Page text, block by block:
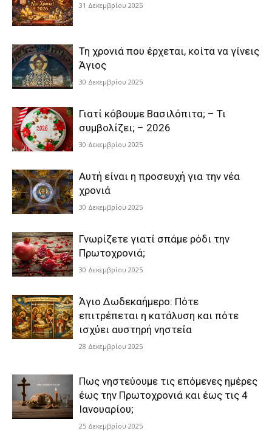
31 Δεκεμβρίου 2025
Τη χρονιά που έρχεται, κοίτα να γίνεις
Άγιος
30 Δεκεμβρίου 2025
Γιατί κόβουμε Βασιλόπιτα; – Τι
συμβολίζει; – 2026
30 Δεκεμβρίου 2025
Αυτή είναι η προσευχή για την νέα
χρονιά
30 Δεκεμβρίου 2025
Γνωρίζετε γιατί σπάμε ρόδι την
Πρωτοχρονιά;
30 Δεκεμβρίου 2025
Άγιο Δωδεκαήμερο: Πότε
επιτρέπεται η κατάλυση και πότε
ισχύει αυστηρή νηστεία
28 Δεκεμβρίου 2025
Πως νηστεύουμε τις επόμενες ημέρες
έως την Πρωτοχρονιά και έως τις 4
Ιανουαρίου;
25 Δεκεμβρίου 2025